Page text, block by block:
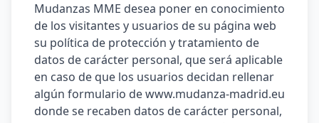
Mudanzas MME desea poner en conocimiento
de los visitantes y usuarios de su página web
su política de protección y tratamiento de
datos de carácter personal, que será aplicable
en caso de que los usuarios decidan rellenar
algún formulario de www.mudanza-madrid.eu
donde se recaben datos de carácter personal,